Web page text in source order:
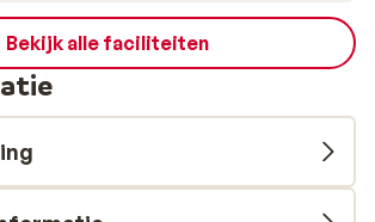
Bekijk alle faciliteiten